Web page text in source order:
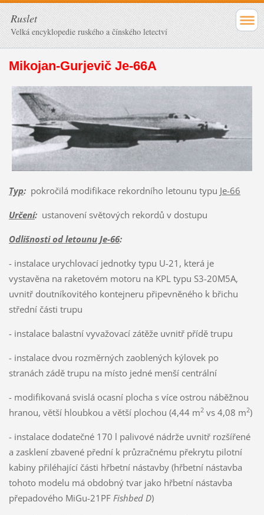
Ruslet
Velká encyklopedie ruského a čínského letectví
Mikojan-Gurjevič Je-66A
Typ:pokročilá modifikace rekordního letounu typu Je-66
Určení:ustanovení světových rekordů v dostupu
Odlišnosti od letounu Je-66:
- instalace urychlovací jednotky typu U-21, která je
vystavěna na raketovém motoru na KPL typu S3-20M5A,
uvnitř doutníkovitého kontejneru připevněného k břichu
střední části trupu
- instalace balastní vyvažovací zátěže uvnitř přídě trupu
- instalace dvou rozměrných zaoblených kýlovek po
stranách zádě trupu na místo jedné menší centrální
- modifikovaná svislá ocasní plocha s více ostrou náběžnou
hranou, větší hloubkou a větší plochou (4,44 m2vs 4,08 m2)
- instalace dodatečné 170 l palivové nádrže uvnitř rozšířené
a zasklení zbavené přední k průzračnému překrytu pilotní
kabiny přiléhající části hřbetní nástavby (hřbetní nástavba
tohoto modelu má obdobný tvar jako hřbetní nástavba
přepadového MiGu-21PF Fishbed D)